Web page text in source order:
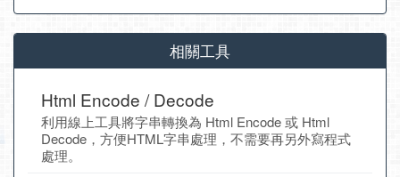
相關工具
Html Encode / Decode
利用線上工具將字串轉換為 Html Encode 或 Html
Decode，方便HTML字串處理，不需要再另外寫程式
處理。